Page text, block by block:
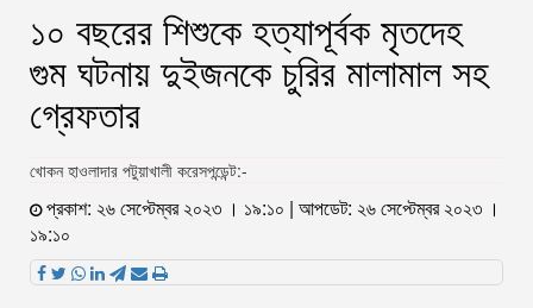
১০ বছরের শিশুকে হত্যাপূর্বক মৃতদেহ
গুম ঘটনায় দুইজনকে চুরির মালামাল সহ
গ্রেফতার
খোকন হাওলাদার পটুয়াখালী করেসপন্ডেন্ট:-
প্রকাশ: ২৬ সেপ্টেম্বর ২০২৩ । ১৯:১০ | আপডেট: ২৬ সেপ্টেম্বর ২০২৩ ।
১৯:১০